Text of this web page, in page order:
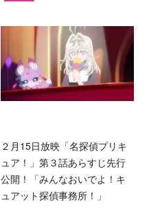
２月15日放映「名探偵プリキ
ュア！」第３話あらすじ先行
公開！「みんなおいでよ！キ
ュアット探偵事務所！」